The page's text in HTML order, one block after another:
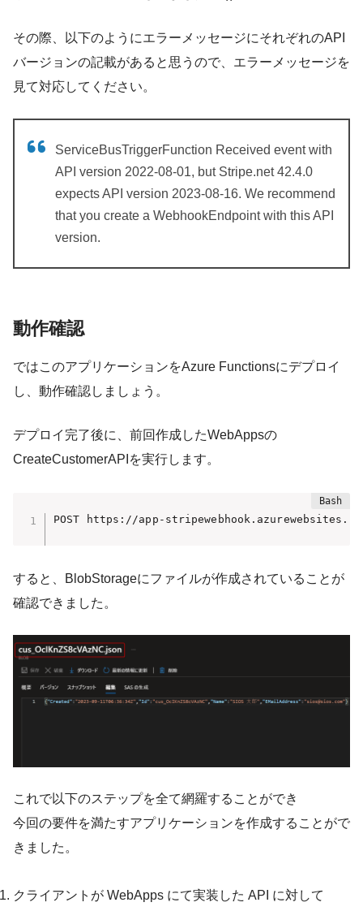
その際、以下のようにエラーメッセージにそれぞれのAPI
バージョンの記載があると思うので、エラーメッセージを
見て対応してください。
ServiceBusTriggerFunction Received event with
API version 2022-08-01, but Stripe.net 42.4.0
expects API version 2023-08-16. We recommend
that you create a WebhookEndpoint with this API
version.
動作確認
ではこのアプリケーションをAzure Functionsにデプロイ
し、動作確認しましょう。
デプロイ完了後に、前回作成したWebAppsの
CreateCustomerAPIを実行します。
POST https://app-
すると、BlobStorageにファイルが作成されていることが
確認できました。
これで以下のステップを全て網羅することができ
今回の要件を満たすアプリケーションを作成することがで
きました。
クライアントが WebApps にて実装した API に対して